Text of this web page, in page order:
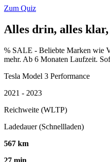
Zum Quiz
Alles drin, alles
% SALE - Beliebte Marken wie
mehr. Ab 6 Monaten Laufzeit.
Tesla Model 3 Performance
2021 - 2023
Reichweite (WLTP)
Ladedauer (Schnellladen)
567 km
27 min